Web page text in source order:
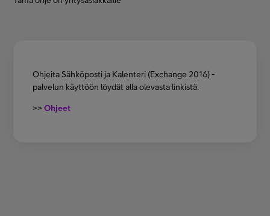
Ohjeita Sähköposti ja Kalenteri (Exchange 2016) -
palvelun käyttöön löydät alla olevasta linkistä.
>>Ohjeet